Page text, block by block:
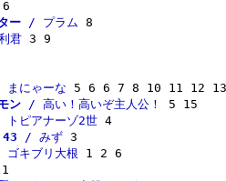
ー / プラム
君
にゃーな
ン / 高い！高いぞ主人公！
ピアナーゾ2世
/ みず
キブリ大根